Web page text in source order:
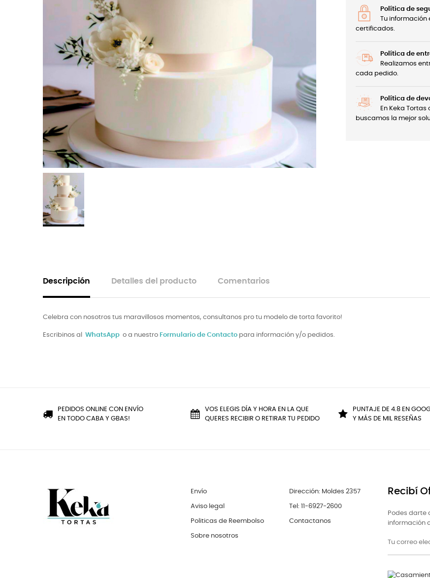
Política de
Tu
certificados.
Política de
Realizamos
cada pedido.
Política de
En Keka
buscamos la mejor
Descripción Detalles del producto Comentarios
Celebra con nosotros tus maravillosos momentos, consultanos pro tu modelo de torta favorito!
Escribinos al WhatsApp o a nuestro Formulario de Contacto para información y/o pedidos.
PEDIDOS ONLINE CON ENVÍO
EN TODO CABA Y GBAS!
VOS ELEGIS DÍA Y HORA EN LA QUE
QUERES RECIBIR O RETIRAR TU PEDIDO
PUNTAJE DE 4.8 EN
Y MÁS DE MIL RESEÑAS
Envío
Aviso legal
Politicas de Reembolso
Sobre nosotros
Dirección: Moldes 2357
Tel: 11-6927-2600
Contactanos
Recibí
Podes darte
información